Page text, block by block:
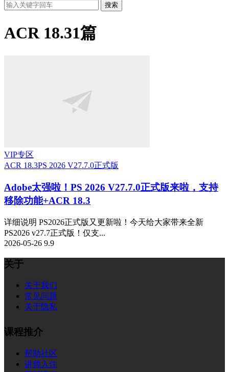
搜索
ACR 18.31篇
VIP专区
ACR 18.3PS 2026 V27.7.0正式版
Adobe太强啦！PS 2026 V27.7.0正式版来啦，支持
移除功能+ACR 18.3
详细说明 PS2026正式版又更新啦！今天给大家带来全新
PS2026 v27.7正式版！仅支...
2026-05-26 9.9
关于
关于我们
常见问题
关于隐私
课程推介
帮助社区
讲师入住